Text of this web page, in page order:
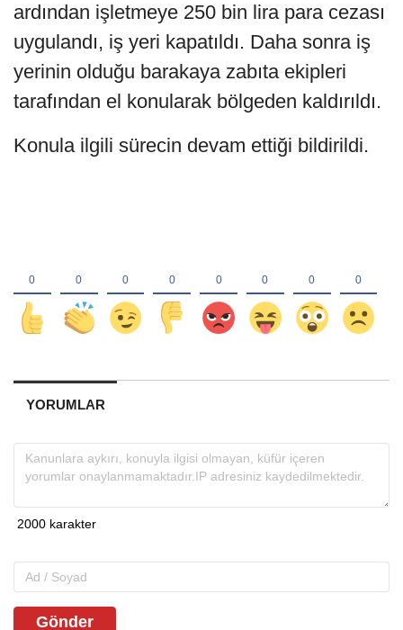
ardından işletmeye 250 bin lira para cezası
uygulandı, iş yeri kapatıldı. Daha sonra iş
yerinin olduğu barakaya zabıta ekipleri
tarafından el konularak bölgeden kaldırıldı.
Konula ilgili sürecin devam ettiği bildirildi.
YORUMLAR
Gönder